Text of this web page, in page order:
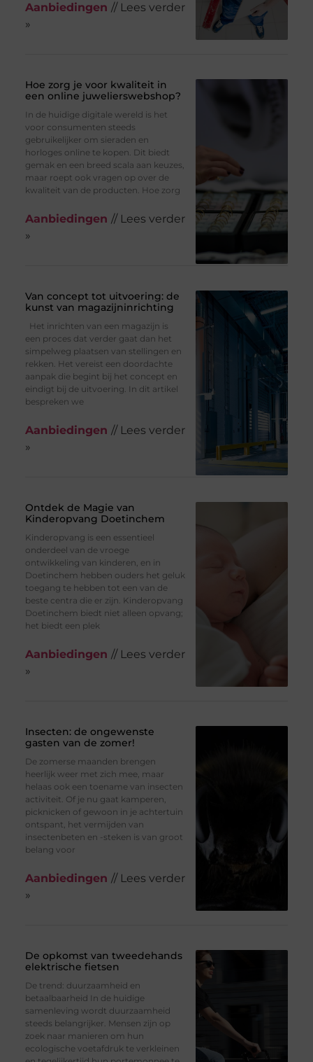
Aanbiedingen // Lees verder
»
Hoe zorg je voor kwaliteit in
een online juwelierswebshop?
In de huidige digitale wereld is het
voor consumenten steeds
gebruikelijker om sieraden en
horloges online te kopen. Dit biedt
gemak en een breed scala aan keuzes,
maar roept ook vragen op over de
kwaliteit van de producten. Hoe zorg
Aanbiedingen // Lees verder
»
Van concept tot uitvoering: de
kunst van magazijninrichting
Het inrichten van een magazijn is
een proces dat verder gaat dan het
simpelweg plaatsen van stellingen en
rekken. Het vereist een doordachte
aanpak die begint bij het concept en
eindigt bij de uitvoering. In dit artikel
bespreken we
Aanbiedingen // Lees verder
»
Ontdek de Magie van
Kinderopvang Doetinchem
Kinderopvang is een essentieel
onderdeel van de vroege
ontwikkeling van kinderen, en in
Doetinchem hebben ouders het geluk
toegang te hebben tot een van de
beste centra die er zijn. Kinderopvang
Doetinchem biedt niet alleen opvang;
het biedt een plek
Aanbiedingen // Lees verder
»
Insecten: de ongewenste
gasten van de zomer!
De zomerse maanden brengen
heerlijk weer met zich mee, maar
helaas ook een toename van insecten
activiteit. Of je nu gaat kamperen,
picknicken of gewoon in je achtertuin
ontspant, het vermijden van
insectenbeten en -steken is van groot
belang voor
Aanbiedingen // Lees verder
»
De opkomst van tweedehands
elektrische fietsen
De trend: duurzaamheid en
betaalbaarheid In de huidige
samenleving wordt duurzaamheid
steeds belangrijker. Mensen zijn op
zoek naar manieren om hun
ecologische voetafdruk te verkleinen